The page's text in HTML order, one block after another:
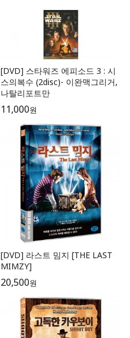
[DVD] 스타워즈 에피소드 3 : 시
스의복수 (2disc)- 이완맥그리거,
나탈리포트만
11,000원
[DVD] 라스트 밈지 [THE LAST
MIMZY]
20,500원